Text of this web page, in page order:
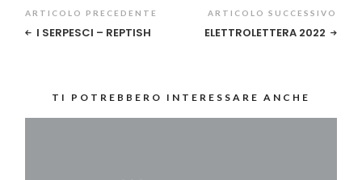
ARTICOLO PRECEDENTE
I SERPESCI – REPTISH
ARTICOLO SUCCESSIVO
ELETTROLETTERA 2022
TI POTREBBERO INTERESSARE ANCHE